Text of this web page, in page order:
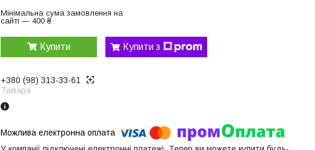
Мінімальна сума замовлення на
сайті — 400 ₴
Купити Купити з
+380 (98) 313-33-61
Тамара